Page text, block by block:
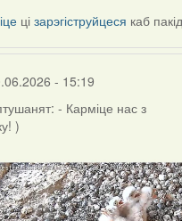
цізарэгіструйцеся каб
- 15:19
- Карміце нас з
)